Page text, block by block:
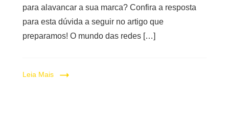
para alavancar a sua marca? Confira a resposta
para esta dúvida a seguir no artigo que
preparamos! O mundo das redes […]
Leia Mais